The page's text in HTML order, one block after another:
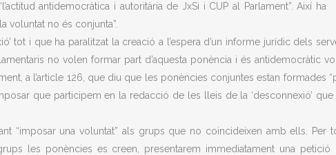
antidemocràtica i autoritària de JxSi i CUP al Parlament”. Així ha
voluntat no és conjunta”.
tot i que ha paralitzat la creació a l’espera d’un informe jurídic dels
no volen formar part d’aquesta ponència i és antidemocràtic
a l’article 126, que diu que les ponències conjuntes estan formades
que participem en la redacció de les lleis de la ‘desconnexió’ que
“imposar una voluntat” als grups que no coincideixen amb ells. Per
les ponències es creen, presentarem immediatament una petició